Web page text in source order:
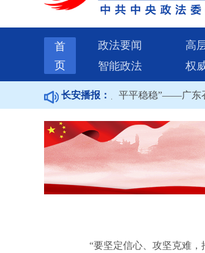
首
页
政法要闻 高
智能政法
权
长安播报：
“全年全域平平安安、平平稳稳”——广东召开
“要坚定信心、攻坚克难